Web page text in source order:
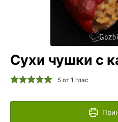
Сухи чушки с
5от 1 глас